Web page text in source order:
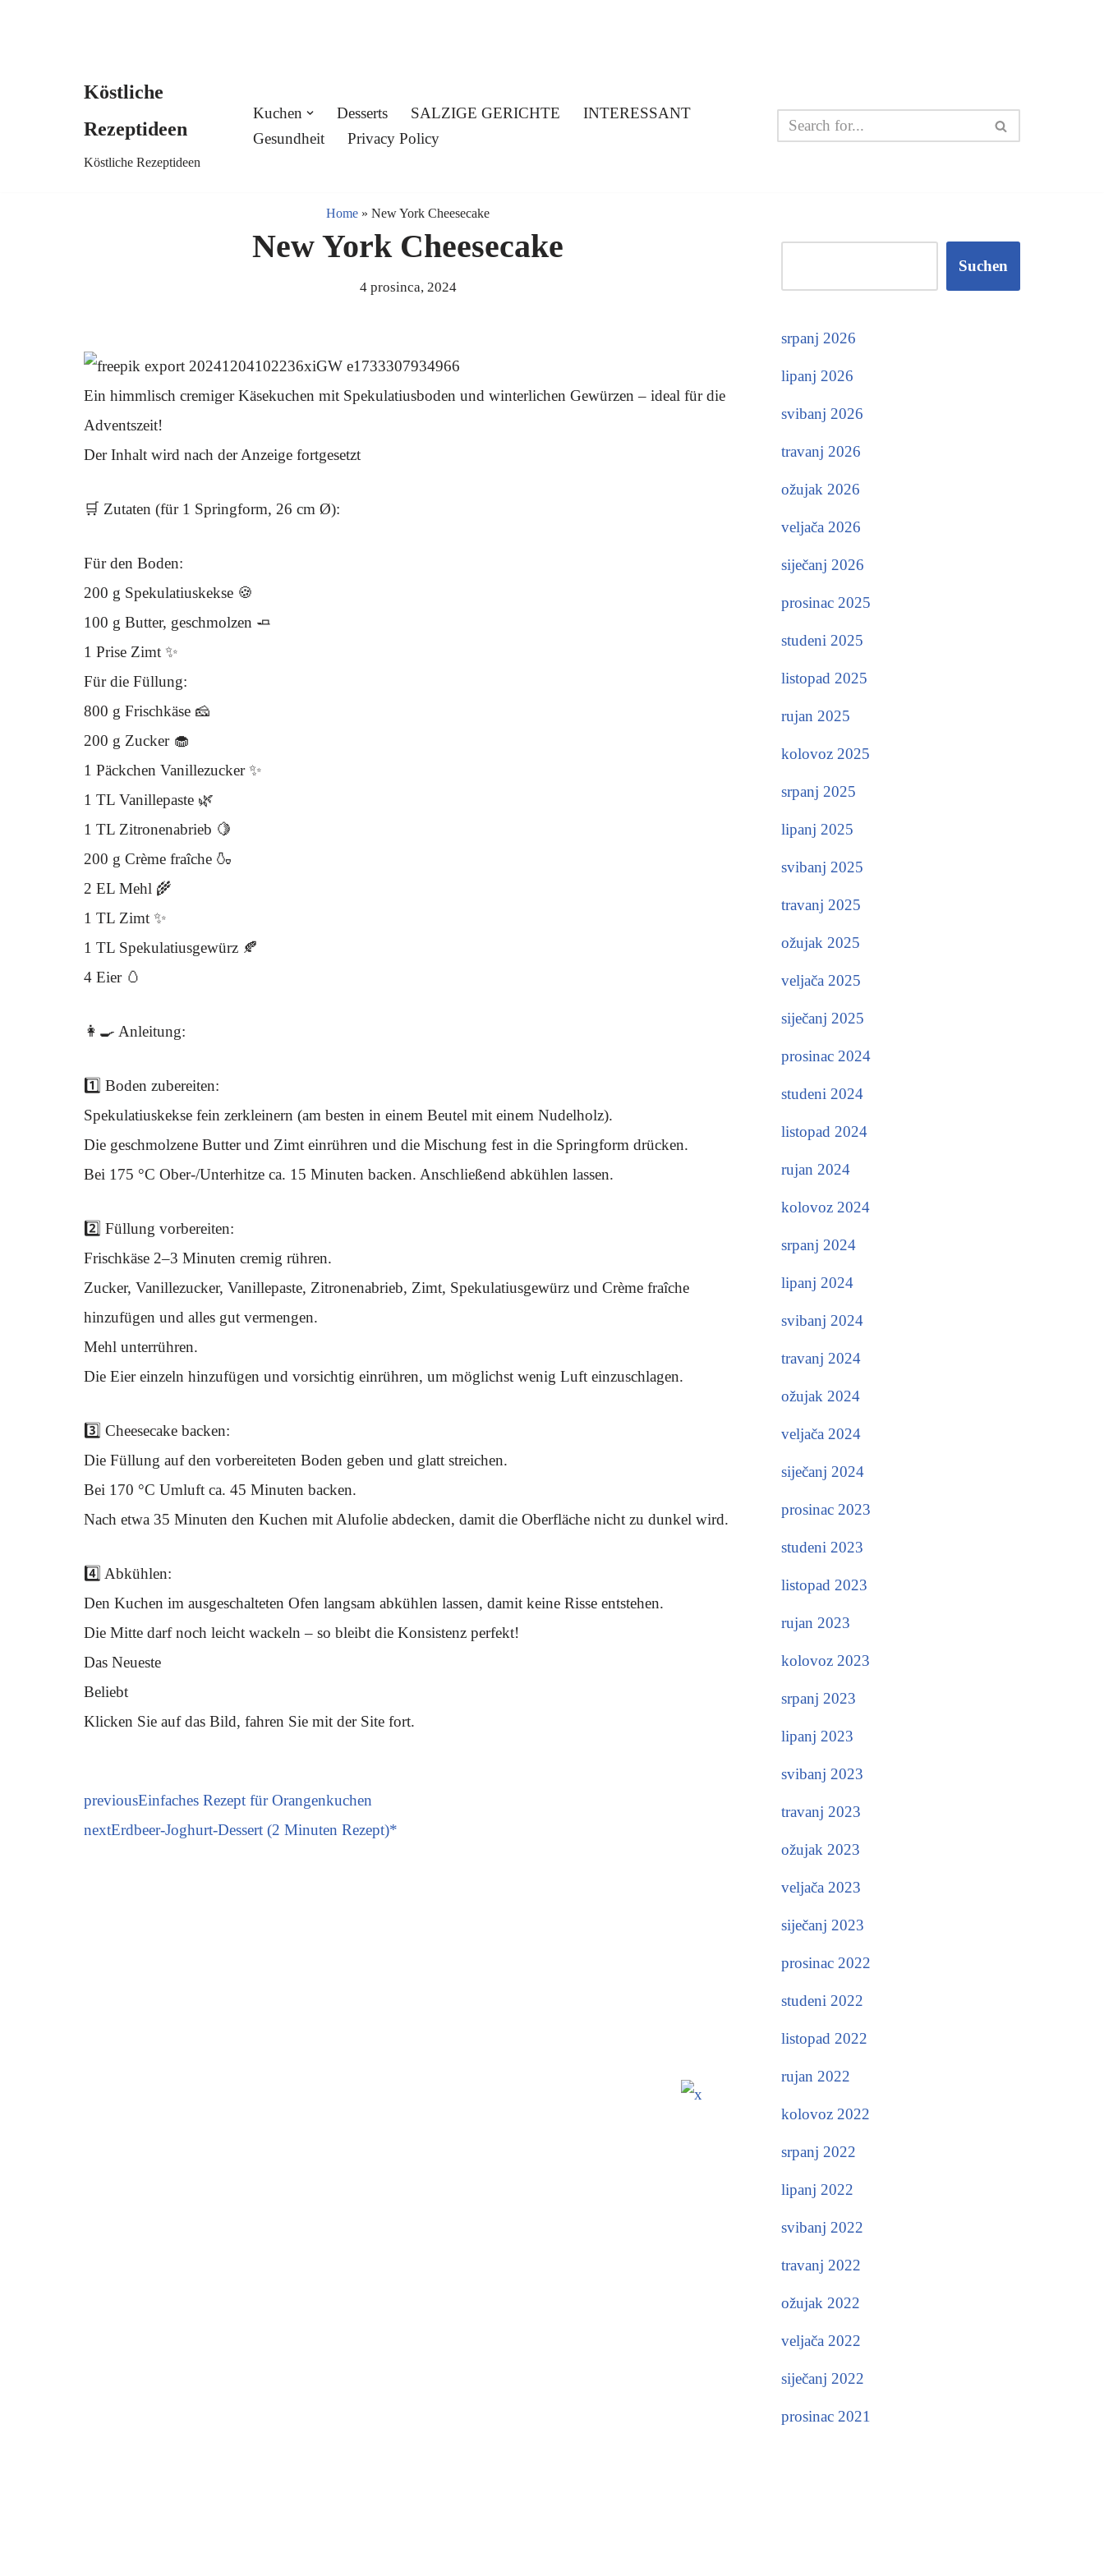
Köstliche
Rezeptideen
Köstliche Rezeptideen
Kuchen Desserts SALZIGE GERICHTE
INTERESSANT
Gesundheit
Privacy Policy
Home » New York Cheesecake
New York Cheesecake
4 prosinca, 2024
Ein himmlisch cremiger Käsekuchen mit Spekulatiusboden und winterlichen Gewürzen – ideal für die
Adventszeit!
Der Inhalt wird nach der Anzeige fortgesetzt
🛒 Zutaten (für 1 Springform, 26 cm Ø):
Für den Boden:
200 g Spekulatiuskekse 🍪
100 g Butter, geschmolzen 🧈
1 Prise Zimt ✨
Für die Füllung:
800 g Frischkäse 🧀
200 g Zucker 🧁
1 Päckchen Vanillezucker ✨
1 TL Vanillepaste 🌿
1 TL Zitronenabrieb 🍋
200 g Crème fraîche 🍶
2 EL Mehl 🌾
1 TL Zimt ✨
1 TL Spekulatiusgewürz 🍂
4 Eier 🥚
👩‍🍳 Anleitung:
1️⃣ Boden zubereiten:
Spekulatiuskekse fein zerkleinern (am besten in einem Beutel mit einem Nudelholz).
Die geschmolzene Butter und Zimt einrühren und die Mischung fest in die Springform drücken.
Bei 175 °C Ober-/Unterhitze ca. 15 Minuten backen. Anschließend abkühlen lassen.
2️⃣ Füllung vorbereiten:
Frischkäse 2–3 Minuten cremig rühren.
Zucker, Vanillezucker, Vanillepaste, Zitronenabrieb, Zimt, Spekulatiusgewürz und Crème fraîche
hinzufügen und alles gut vermengen.
Mehl unterrühren.
Die Eier einzeln hinzufügen und vorsichtig einrühren, um möglichst wenig Luft einzuschlagen.
3️⃣ Cheesecake backen:
Die Füllung auf den vorbereiteten Boden geben und glatt streichen.
Bei 170 °C Umluft ca. 45 Minuten backen.
Nach etwa 35 Minuten den Kuchen mit Alufolie abdecken, damit die Oberfläche nicht zu dunkel wird.
4️⃣ Abkühlen:
Den Kuchen im ausgeschalteten Ofen langsam abkühlen lassen, damit keine Risse entstehen.
Die Mitte darf noch leicht wackeln – so bleibt die Konsistenz perfekt!
Das Neueste
Beliebt
Klicken Sie auf das Bild, fahren Sie mit der Site fort.
previousEinfaches Rezept für Orangenkuchen
nextErdbeer-Joghurt-Dessert (2 Minuten Rezept)*
Suchen
srpanj 2026
lipanj 2026
svibanj 2026
travanj 2026
ožujak 2026
veljača 2026
siječanj 2026
prosinac 2025
studeni 2025
listopad 2025
rujan 2025
kolovoz 2025
srpanj 2025
lipanj 2025
svibanj 2025
travanj 2025
ožujak 2025
veljača 2025
siječanj 2025
prosinac 2024
studeni 2024
listopad 2024
rujan 2024
kolovoz 2024
srpanj 2024
lipanj 2024
svibanj 2024
travanj 2024
ožujak 2024
veljača 2024
siječanj 2024
prosinac 2023
studeni 2023
listopad 2023
rujan 2023
kolovoz 2023
srpanj 2023
lipanj 2023
svibanj 2023
travanj 2023
ožujak 2023
veljača 2023
siječanj 2023
prosinac 2022
studeni 2022
listopad 2022
rujan 2022
kolovoz 2022
srpanj 2022
lipanj 2022
svibanj 2022
travanj 2022
ožujak 2022
veljača 2022
siječanj 2022
prosinac 2021